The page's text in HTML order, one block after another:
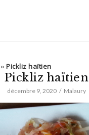
» Pickliz haïtien
Pickliz haïtien
décembre 9, 2020 Malaury